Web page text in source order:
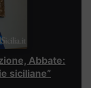
Abbate:
siciliane”